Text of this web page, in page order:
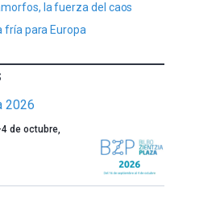
la fuerza del caos
fría para Europa
2026
4 de octubre,